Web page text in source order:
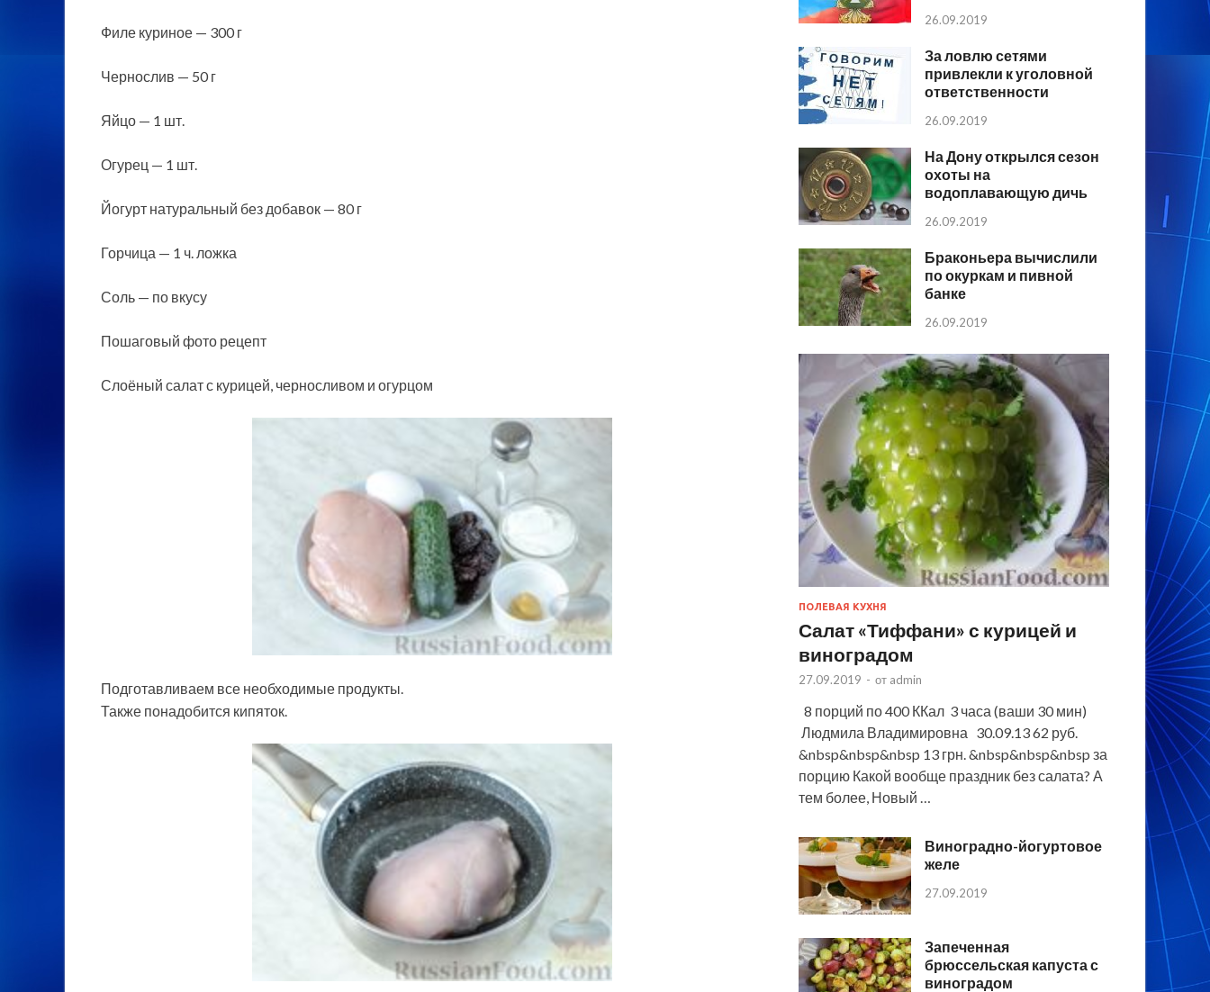
Филе куриное — 300 г
Чернослив — 50 г
Яйцо — 1 шт.
Огурец — 1 шт.
Йогурт натуральный без добавок — 80 г
Горчица — 1 ч. ложка
Соль — по вкусу
Пошаговый фото рецепт
Слоёный салат с курицей, черносливом и огурцом
Подготавливаем все необходимые продукты.
Также понадобится кипяток.
26.09.2019
За ловлю сетями
привлекли к уголовной
ответственности
26.09.2019
На Дону открылся сезон
охоты на
водоплавающую дичь
26.09.2019
Браконьера вычислили
по окуркам и пивной
банке
26.09.2019
ПОЛЕВАЯ КУХНЯ
Салат «Тиффани» с курицей и
виноградом
27.09.2019 - от admin
8 порций по 400 ККал 3 часа (ваши 30 мин)
Людмила Владимировна 30.09.13 62 руб.
&nbsp&nbsp&nbsp 13 грн. &nbsp&nbsp&nbsp за
порцию Какой вообще праздник без салата? А
тем более, Новый …
Виноградно-йогуртовое
желе
27.09.2019
Запеченная
брюссельская капуста с
виноградом